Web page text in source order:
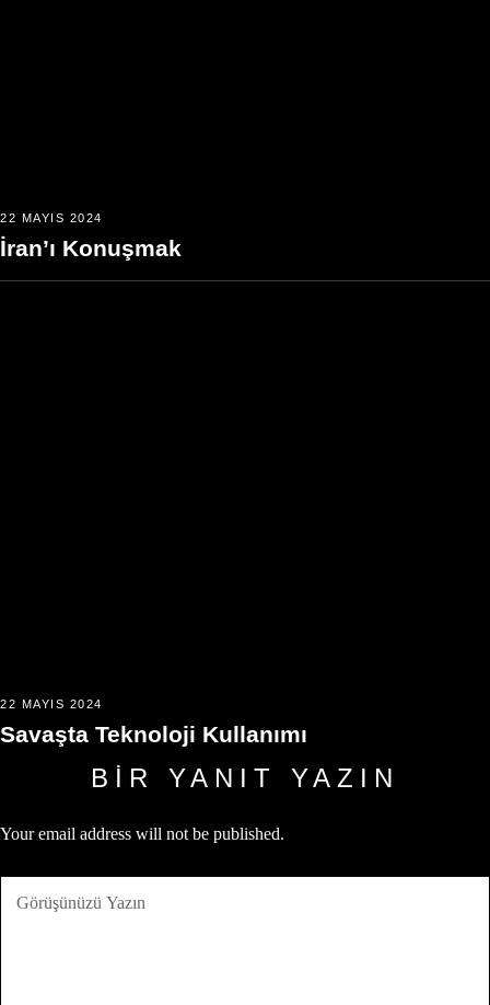
22 MAYIS 2024
İran’ı Konuşmak
22 MAYIS 2024
Savaşta Teknoloji Kullanımı
BIR YANIT YAZIN
Your email address will not be published.